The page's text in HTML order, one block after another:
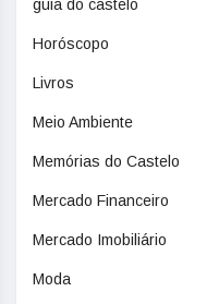
guia do castelo
Horóscopo
Livros
Meio Ambiente
Memórias do Castelo
Mercado Financeiro
Mercado Imobiliário
Moda